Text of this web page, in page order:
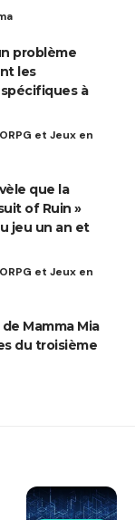
problème
les
à
et Jeux en
que la
of Ruin »
jeu un an et
et Jeux en
Mamma Mia
du troisième